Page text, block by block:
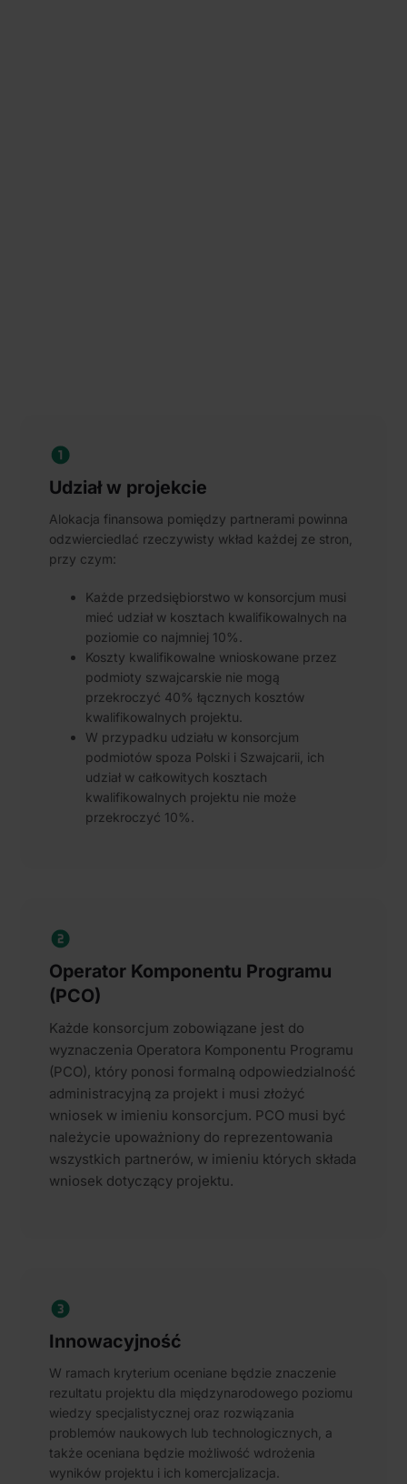
Udział w projekcie
Alokacja finansowa pomiędzy partnerami powinna
odzwierciedlać rzeczywisty wkład każdej ze stron,
przy czym:
Każde przedsiębiorstwo w konsorcjum musi
mieć udział w kosztach kwalifikowalnych na
poziomie co najmniej 10%.
Koszty kwalifikowalne wnioskowane przez
podmioty szwajcarskie nie mogą
przekroczyć 40% łącznych kosztów
kwalifikowalnych projektu.
W przypadku udziału w konsorcjum
podmiotów spoza Polski i Szwajcarii, ich
udział w całkowitych kosztach
kwalifikowalnych projektu nie może
przekroczyć 10%.
Operator Komponentu Programu
(PCO)
Każde konsorcjum zobowiązane jest do
wyznaczenia Operatora Komponentu Programu
(PCO), który ponosi formalną odpowiedzialność
administracyjną za projekt i musi złożyć
wniosek w imieniu konsorcjum. PCO musi być
należycie upoważniony do reprezentowania
wszystkich partnerów, w imieniu których składa
wniosek dotyczący projektu.
Innowacyjność
W ramach kryterium oceniane będzie znaczenie
rezultatu projektu dla międzynarodowego poziomu
wiedzy specjalistycznej oraz rozwiązania
problemów naukowych lub technologicznych, a
także oceniana będzie możliwość wdrożenia
wyników projektu i ich komercjalizacja.